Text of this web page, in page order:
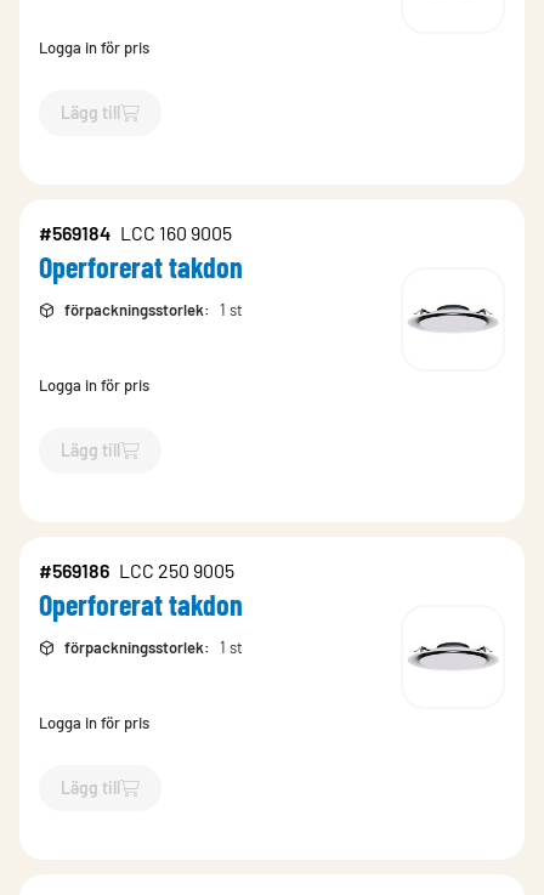
Logga in för pris
Lägg till
`$Lägg till
#569184 LCC 160 9005
Operforerat takdon
förpackningsstorlek: 1 st
Logga in för pris
Lägg till
`$Lägg till
#569186 LCC 250 9005
Operforerat takdon
förpackningsstorlek: 1 st
Logga in för pris
Lägg till
`$Lägg till